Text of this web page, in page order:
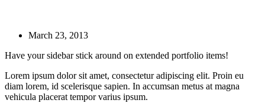
March 23, 2013
Have your sidebar stick around on extended portfolio items!
Lorem ipsum dolor sit amet, consectetur adipiscing elit. Proin eu
diam lorem, id scelerisque sapien. In accumsan metus at magna
vehicula placerat tempor varius ipsum.